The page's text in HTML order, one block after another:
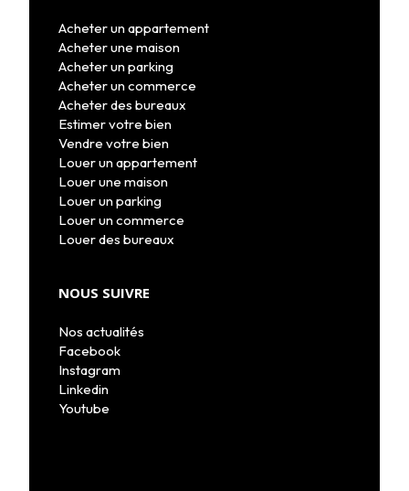
Acheter un appartement
Acheter une maison
Acheter un parking
Acheter un commerce
Acheter des bureaux
Estimer votre bien
Vendre votre bien
Louer un appartement
Louer une maison
Louer un parking
Louer un commerce
Louer des bureaux
NOUS SUIVRE
Nos actualités
Facebook
Instagram
Linkedin
Youtube